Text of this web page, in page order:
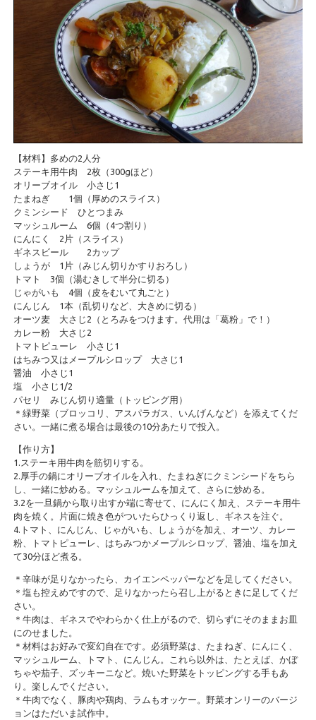
【材料】多めの2人分
ステーキ用牛肉 2枚（300gほど）
オリーブオイル 小さじ1
たまねぎ 1個（厚めのスライス）
クミンシード ひとつまみ
マッシュルーム 6個（4つ割り）
にんにく 2片（スライス）
ギネスビール 2カップ
しょうが 1片（みじん切りかすりおろし）
トマト 3個（湯むきして半分に切る）
じゃがいも 4個（皮をむいて丸ごと）
にんじん 1本（乱切りなど、大きめに切る）
オーツ麦 大さじ2（とろみをつけます。代用は「葛粉」で！）
カレー粉 大さじ2
トマトピューレ 小さじ1
はちみつ又はメープルシロップ 大さじ1
醤油 小さじ1
塩 小さじ1/2
パセリ みじん切り適量（トッピング用）
＊緑野菜（ブロッコリ、アスパラガス、いんげんなど）を添えてくだ
さい。一緒に煮る場合は最後の10分あたりで投入。
【作り方】
1.ステーキ用牛肉を筋切りする。
2.厚手の鍋にオリーブオイルを入れ、たまねぎにクミンシードをちら
し、一緒に炒める。マッシュルームを加えて、さらに炒める。
3.2を一旦鍋から取り出すか端に寄せて、にんにく加え、ステーキ用牛
肉を焼く。片面に焼き色がついたらひっくり返し、ギネスを注ぐ。
4.トマト、にんじん、じゃがいも、しょうがを加え、オーツ、カレー
粉、トマトピューレ、はちみつかメープルシロップ、醤油、塩を加え
て30分ほど煮る。
＊辛味が足りなかったら、カイエンペッパーなどを足してください。
＊塩も控えめですので、足りなかったら召し上がるときに足してくだ
さい。
＊牛肉は、ギネスでやわらかく仕上がるので、切らずにそのままお皿
にのせました。
＊材料はお好みで変幻自在です。必須野菜は、たまねぎ、にんにく、
マッシュルーム、トマト、にんじん。これら以外は、たとえば、かぼ
ちゃや茄子、ズッキーニなど。焼いた野菜をトッピングする手もあ
り。楽しんでください。
＊牛肉でなく、豚肉や鶏肉、ラムもオッケー。野菜オンリーのバージ
ョンはただいま試作中。